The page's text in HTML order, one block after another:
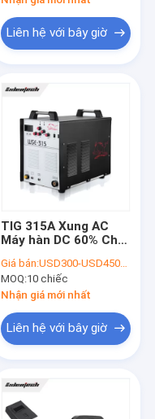
Liên hệ với bây giờ
TIG 315A Xung AC
Máy hàn DC 60% Chu
quá dòng
Giá bán:USD300-USD450/PC
MOQ:10 chiếc
Nhận giá mới nhất
Liên hệ với bây giờ